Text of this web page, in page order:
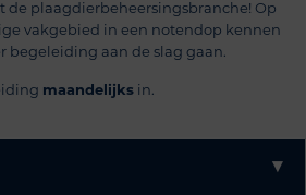
de plaagdierbeheersingsbranche! Op
vakgebied in een notendop kennen
begeleiding aan de slag gaan.
maandelijks in.
▾